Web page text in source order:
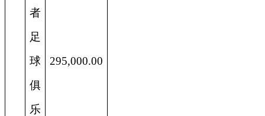
者
足
球
俱
乐
295,000.00